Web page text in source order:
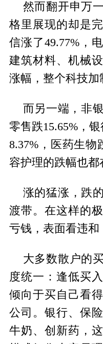
然而翻开申万
格里展现的却是
信涨了49.77%，
建筑材料、机械
涨幅，整个科技加
而另一端，非
零售跌15.65%，
8.37%，医药生物
容护理的跌幅也都
涨的猛涨，跌
渡带。在这样的
亏钱，表面看违和
大多数散户的
度统一：逢低买
倾向于买自己看
公司。银行、保
牛奶、创新药，